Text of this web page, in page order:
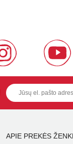
APIE PREKĖS